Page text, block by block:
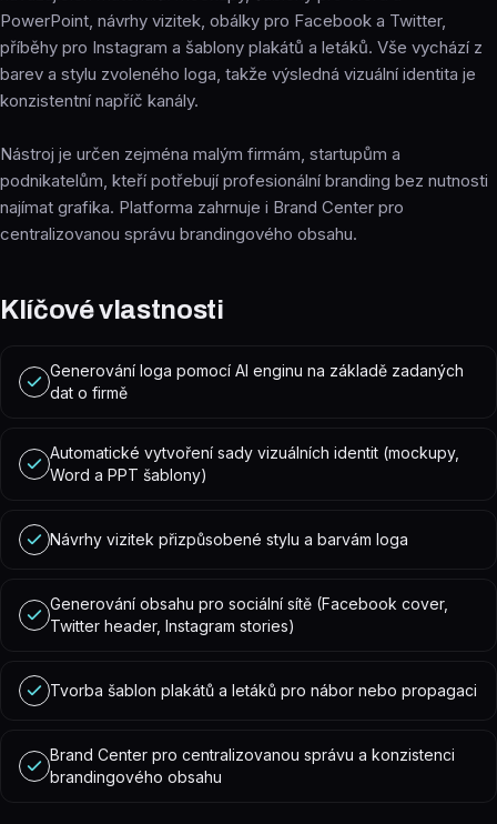
PowerPoint, návrhy vizitek, obálky pro Facebook a Twitter,
příběhy pro Instagram a šablony plakátů a letáků. Vše vychází z
barev a stylu zvoleného loga, takže výsledná vizuální identita je
konzistentní napříč kanály.
Nástroj je určen zejména malým firmám, startupům a
podnikatelům, kteří potřebují profesionální branding bez nutnosti
najímat grafika. Platforma zahrnuje i Brand Center pro
centralizovanou správu brandingového obsahu.
Klíčové vlastnosti
Generování loga pomocí AI enginu na základě zadaných
dat o firmě
Automatické vytvoření sady vizuálních identit (mockupy,
Word a PPT šablony)
Návrhy vizitek přizpůsobené stylu a barvám loga
Generování obsahu pro sociální sítě (Facebook cover,
Twitter header, Instagram stories)
Tvorba šablon plakátů a letáků pro nábor nebo propagaci
Brand Center pro centralizovanou správu a konzistenci
brandingového obsahu